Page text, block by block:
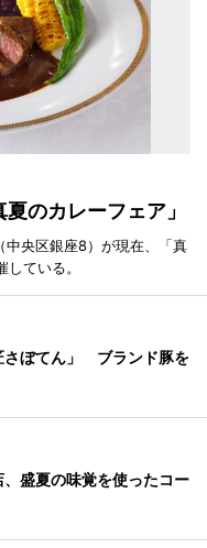
のカレーフェア」
中央区銀座8）が現在、「真
ている。
さぼてん」 ブランド豚を
盛夏の味覚を使ったコー